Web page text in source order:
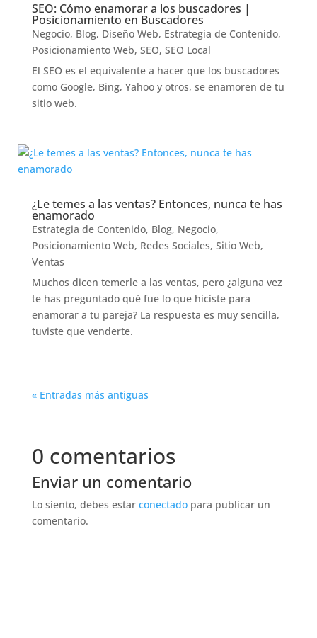
SEO: Cómo enamorar a los buscadores |
Posicionamiento en Buscadores
Negocio, Blog, Diseño Web, Estrategia de Contenido,
Posicionamiento Web, SEO, SEO Local
El SEO es el equivalente a hacer que los buscadores
como Google, Bing, Yahoo y otros, se enamoren de tu
sitio web.
¿Le temes a las ventas? Entonces, nunca te has
enamorado
Estrategia de Contenido, Blog, Negocio,
Posicionamiento Web, Redes Sociales, Sitio Web,
Ventas
Muchos dicen temerle a las ventas, pero ¿alguna vez
te has preguntado qué fue lo que hiciste para
enamorar a tu pareja? La respuesta es muy sencilla,
tuviste que venderte.
« Entradas más antiguas
0 comentarios
Enviar un comentario
Lo siento, debes estar conectadopara publicar un
comentario.